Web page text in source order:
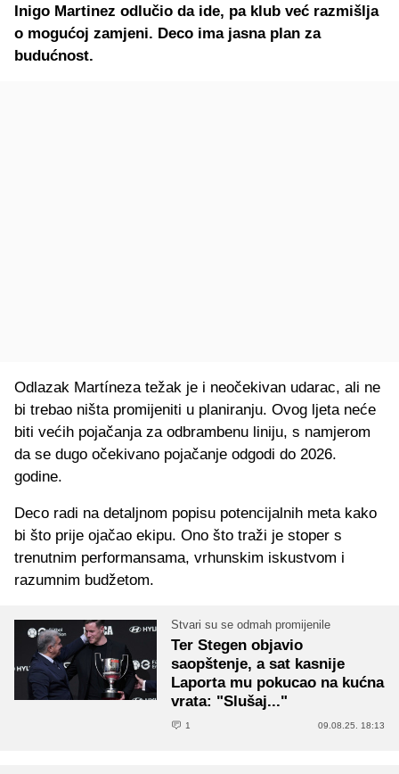
Inigo Martinez odlučio da ide, pa klub već razmišlja
o mogućoj zamjeni. Deco ima jasna plan za
budućnost.
Odlazak Martíneza težak je i neočekivan udarac, ali ne
bi trebao ništa promijeniti u planiranju. Ovog ljeta neće
biti većih pojačanja za odbrambenu liniju, s namjerom
da se dugo očekivano pojačanje odgodi do 2026.
godine.
Deco radi na detaljnom popisu potencijalnih meta kako
bi što prije ojačao ekipu. Ono što traži je stoper s
trenutnim performansama, vrhunskim iskustvom i
razumnim budžetom.
Stvari su se odmah promijenile
Ter Stegen objavio
saopštenje, a sat kasnije
Laporta mu pokucao na kućna
vrata: "Slušaj..."
1 09.08.25. 18:13